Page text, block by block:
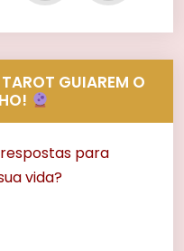
GUIAREM O
para
vida?